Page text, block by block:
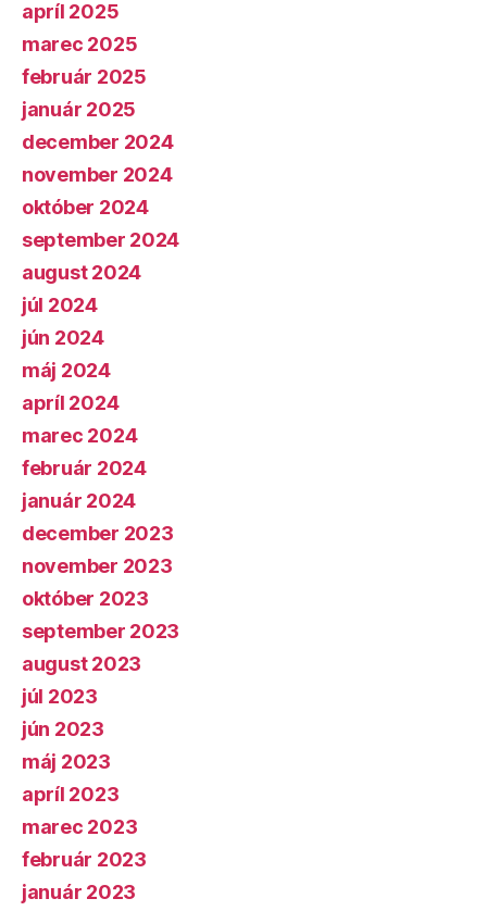
apríl 2025
marec 2025
február 2025
január 2025
december 2024
november 2024
október 2024
september 2024
august 2024
júl 2024
jún 2024
máj 2024
apríl 2024
marec 2024
február 2024
január 2024
december 2023
november 2023
október 2023
september 2023
august 2023
júl 2023
jún 2023
máj 2023
apríl 2023
marec 2023
február 2023
január 2023